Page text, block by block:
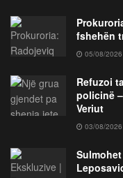
fshehën
05/08/2026
Refuzoi
policinë
Veriut
03/08/2026